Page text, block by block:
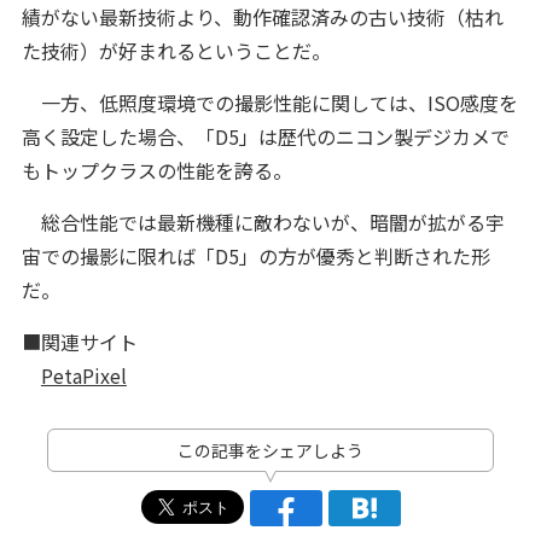
績がない最新技術より、動作確認済みの古い技術（枯れ
た技術）が好まれるということだ。
一方、低照度環境での撮影性能に関しては、ISO感度を
高く設定した場合、「D5」は歴代のニコン製デジカメで
もトップクラスの性能を誇る。
総合性能では最新機種に敵わないが、暗闇が拡がる宇
宙での撮影に限れば「D5」の方が優秀と判断された形
だ。
■関連サイト
PetaPixel
この記事をシェアしよう